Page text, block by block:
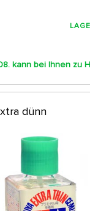
kann bei Ihnen zu
dünn